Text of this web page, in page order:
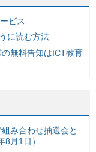
ビス
に読む方法
無料告知はICT教育
み合わせ抽選会と
月1日）